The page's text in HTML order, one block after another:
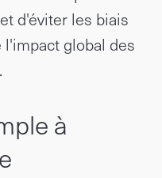
d'éviter les biais
global des
à